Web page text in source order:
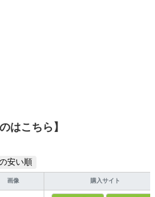
はこちら】
安い順
画像 購入サイト